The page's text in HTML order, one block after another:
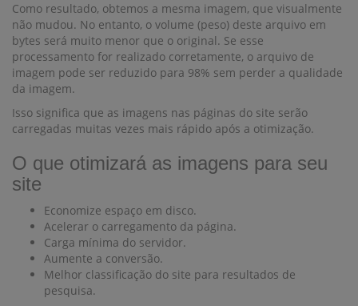
Como resultado, obtemos a mesma imagem, que visualmente
não mudou. No entanto, o volume (peso) deste arquivo em
bytes será muito menor que o original. Se esse
processamento for realizado corretamente, o arquivo de
imagem pode ser reduzido para 98% sem perder a qualidade
da imagem.
Isso significa que as imagens nas páginas do site serão
carregadas muitas vezes mais rápido após a otimização.
O que otimizará as imagens para seu
site
Economize espaço em disco.
Acelerar o carregamento da página.
Carga mínima do servidor.
Aumente a conversão.
Melhor classificação do site para resultados de
pesquisa.